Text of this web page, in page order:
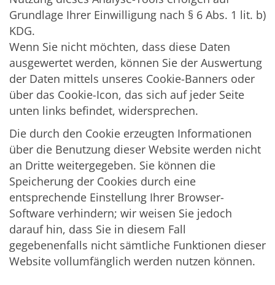
Grundlage Ihrer Einwilligung nach § 6 Abs. 1 lit. b)
KDG.
Wenn Sie nicht möchten, dass diese Daten
ausgewertet werden, können Sie der Auswertung
der Daten mittels unseres Cookie-Banners oder
über das Cookie-Icon, das sich auf jeder Seite
unten links befindet, widersprechen.
Die durch den Cookie erzeugten Informationen
über die Benutzung dieser Website werden nicht
an Dritte weitergegeben. Sie können die
Speicherung der Cookies durch eine
entsprechende Einstellung Ihrer Browser-
Software verhindern; wir weisen Sie jedoch
darauf hin, dass Sie in diesem Fall
gegebenenfalls nicht sämtliche Funktionen dieser
Website vollumfänglich werden nutzen können.